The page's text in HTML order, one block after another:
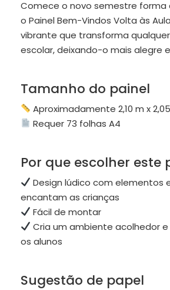
Comece o novo semestre forma
o Painel Bem-Vindos Volta às
vibrante que transforma
escolar, deixando-o mais alegre
Tamanho do painel
Aproximadamente 2,10 m x
Requer 73 folhas A4
Por que escolher este
Design lúdico com elementos
encantam as crianças
Fácil de montar
Cria um ambiente acolhedor
os alunos
Sugestão de papel